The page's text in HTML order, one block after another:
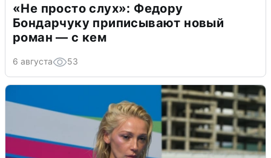
«Не просто слух»: Федору
Бондарчуку приписывают новый
роман — с кем
6 августа 53